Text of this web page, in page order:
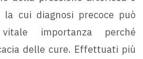
la cui diagnosi precoce può
importanza perché
delle cure. Effettuati più